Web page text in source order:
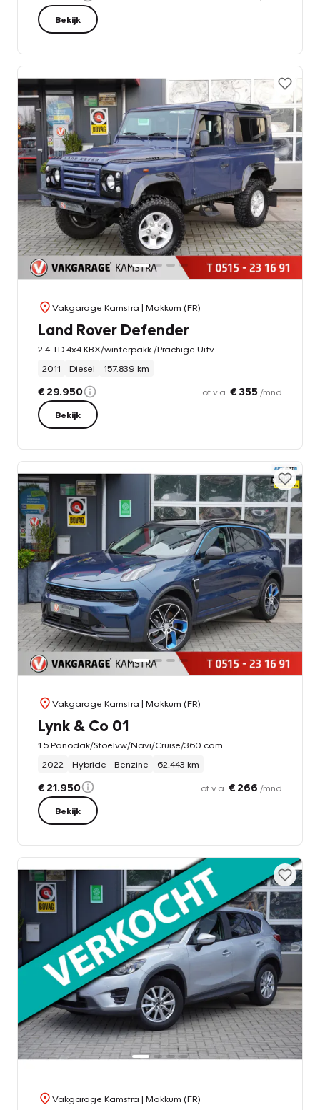
Bekijk
Vakgarage Kamstra | Makkum (FR)
Land Rover Defender
2.4 TD 4x4 KBX/winterpakk./Prachige Uitv
2011
Diesel 157.839 km
€ 29.950 of v.a. € 355 /mnd
Bekijk
Vakgarage Kamstra | Makkum (FR)
Lynk & Co 01
1.5 Panodak/Stoelvw/Navi/Cruise/360 cam
2022
Hybride - Benzine 62.443 km
€ 21.950 of v.a. € 266 /mnd
Bekijk
Vakgarage Kamstra | Makkum (FR)